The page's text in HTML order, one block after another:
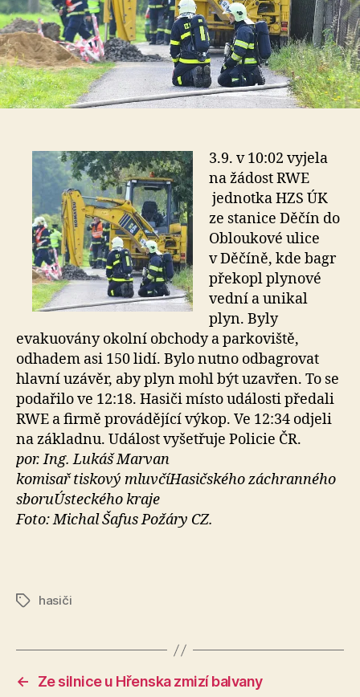
3.9. v 10:02 vyjela
na žádost RWE
jednotka HZS ÚK
ze stanice Děčín do
Obloukové ulice
v Děčíně, kde bagr
překopl plynové
vední a unikal
plyn. Byly
evakuovány okolní obchody a parkoviště,
odhadem asi 150 lidí. Bylo nutno odbagrovat
hlavní uzávěr, aby plyn mohl být uzavřen. To se
podařilo ve 12:18. Hasiči místo události předali
RWE a firmě provádějící výkop. Ve 12:34 odjeli
na základnu. Událost vyšetřuje Policie ČR.
por. Ing. Lukáš Marvan
komisař tiskový mluvčíHasičského záchranného
sboruÚsteckého kraje
Foto: Michal Šafus Požáry CZ.
Štítkyhasiči
←
Ze silnice u Hřenska zmizí balvany